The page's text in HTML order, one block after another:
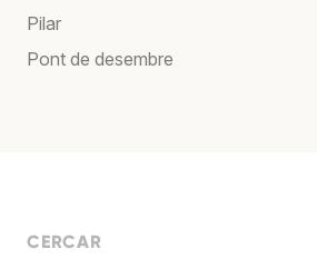
Pilar
Pont de desembre
CERCAR